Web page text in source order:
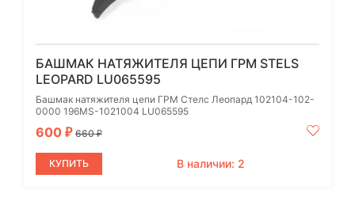
БАШМАК НАТЯЖИТЕЛЯ ЦЕПИ ГРМ STELS
LEOPARD LU065595
Башмак натяжителя цепи ГРМ Стелс Леопард 102104-102-
0000 196MS-1021004 LU065595
600 ₽ 660₽
КУПИТЬ В наличии: 2